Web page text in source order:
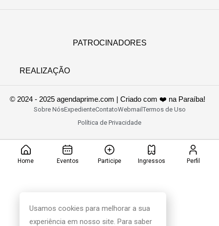
PATROCINADORES
REALIZAÇÃO
© 2024 - 2025 agendaprime.com | Criado com ❤️ na Paraíba!
Sobre NósExpedienteContatoWebmail Termos de Uso
Política de Privacidade
Home Eventos Participe Ingressos Perfil
Usamos cookies para melhorar a sua
experiência em nosso site. Para saber